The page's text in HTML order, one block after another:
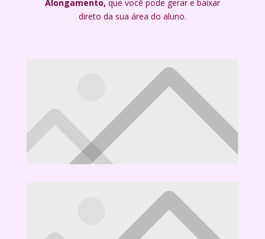
Alongamento, que você pode gerar e baixar
direto da sua área do aluno.